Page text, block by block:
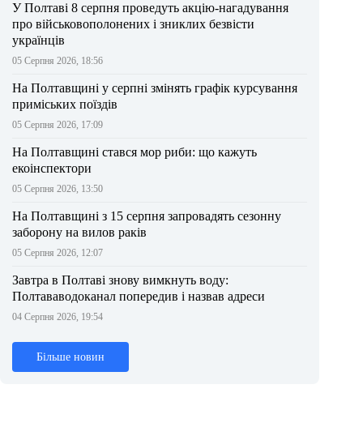
У Полтаві 8 серпня проведуть акцію-нагадування
про військовополонених і зниклих безвісти
українців
05 Серпня 2026, 18:56
На Полтавщині у серпні змінять графік курсування
приміських поїздів
05 Серпня 2026, 17:09
На Полтавщині стався мор риби: що кажуть
екоінспектори
05 Серпня 2026, 13:50
На Полтавщині з 15 серпня запровадять сезонну
заборону на вилов раків
05 Серпня 2026, 12:07
Завтра в Полтаві знову вимкнуть воду:
Полтававодоканал попередив і назвав адреси
04 Серпня 2026, 19:54
Більше новин